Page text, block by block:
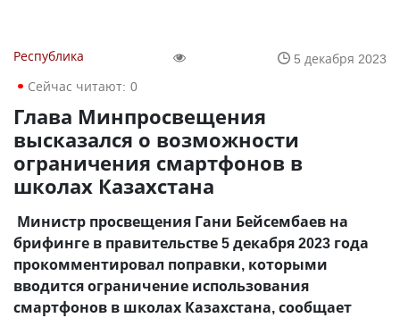
Республика
5 декабря 2023
Сейчас читают: 0
Глава Минпросвещения
высказался о возможности
ограничения смартфонов в
школах Казахстана
Министр просвещения Гани Бейсембаев на
брифинге в правительстве 5 декабря 2023 года
прокомментировал поправки, которыми
вводится ограничение использования
смартфонов в школах Казахстана, сообщает